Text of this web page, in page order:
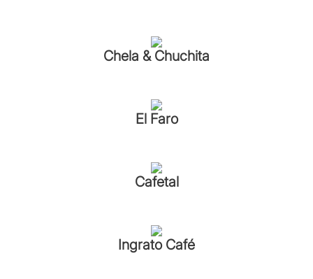
Chela & Chuchita
El Faro
Cafetal
Ingrato Café